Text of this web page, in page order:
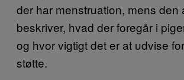
der har menstruation, mens den
beskriver, hvad der foregår i
og hvor vigtigt det er at udvise
støtte.